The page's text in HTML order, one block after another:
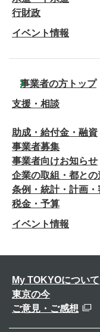
行財政
イベント情報
事業者の方トップ
支援・相談
助成・給付金・融資
事業者募集
事業者向けお知らせ
企業の取組・都との
条例・統計・計画・
税金・予算
イベント情報
My TOKYOについて
東京の今
ご意見・ご感想